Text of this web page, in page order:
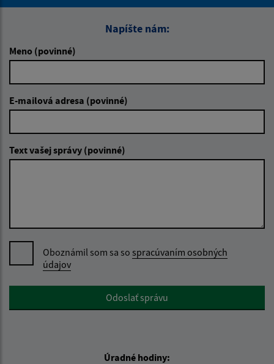
Napíšte nám:
Meno (povinné)
E-mailová adresa (povinné)
Text vašej správy (povinné)
Oboznámil som sa so spracúvaním osobných
údajov
Google reCaptcha ResponseOdoslať správu
Úradné hodiny: